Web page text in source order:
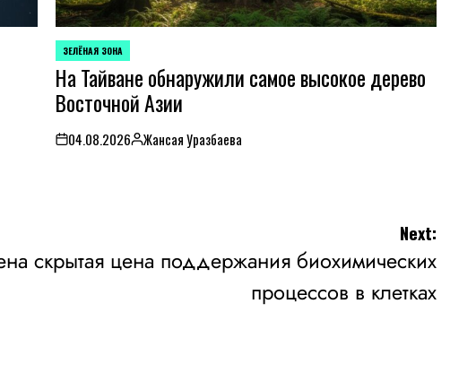
POSTED
IN
ЗЕЛЁНАЯ ЗОНА
На Тайване обнаружили самое высокое дерево
Восточной Азии
on04.08.2026Posted
Жансая Уразбаева
Next:
скрытая цена поддержания биохимических
процессов в клетках